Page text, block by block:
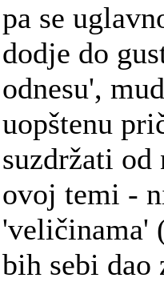
pa se
dodje do
odnesu',
uopštenu
suzdržati od
ovoj temi -
'veličinama'
bih sebi dao